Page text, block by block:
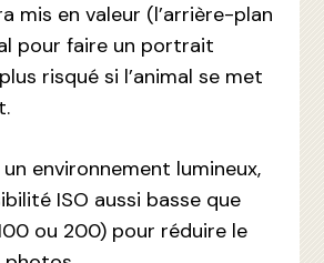
mis en valeur (l’arrière-plan
pour faire un portrait
risqué si l’animal se met
un environnement lumineux,
ISO aussi basse que
ou 200) pour réduire le